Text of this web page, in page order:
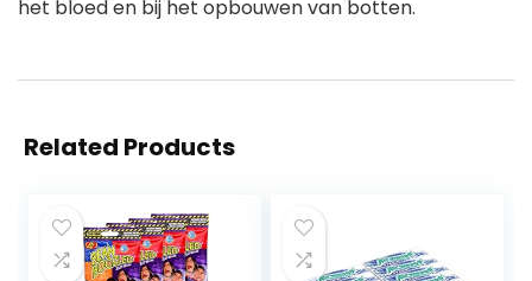
het bloed en bij het opbouwen van botten.
Related Products